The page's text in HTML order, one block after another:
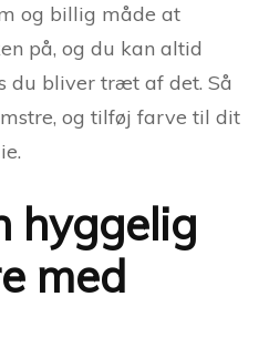
og billig måde at
på, og du kan altid
du bliver træt af det. Så
og tilføj farve til dit
hyggelig
med